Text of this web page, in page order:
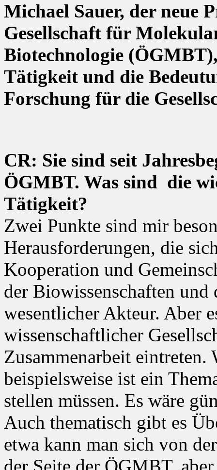
Michael Sauer, der neue
Gesellschaft für
Biotechnologie
Tätigkeit und die
Forschung für die
CR: Sie sind seit
ÖGMBT. Was sind die
Tätigkeit?
Zwei Punkte sind mir
Herausforderungen, die
Kooperation und
der Biowissenschaften und
wesentlicher Akteur. Aber
wissenschaftlicher
Zusammenarbeit eintreten.
beispielsweise ist ein
stellen müssen. Es wäre
Auch thematisch gibt es
etwa kann man sich von